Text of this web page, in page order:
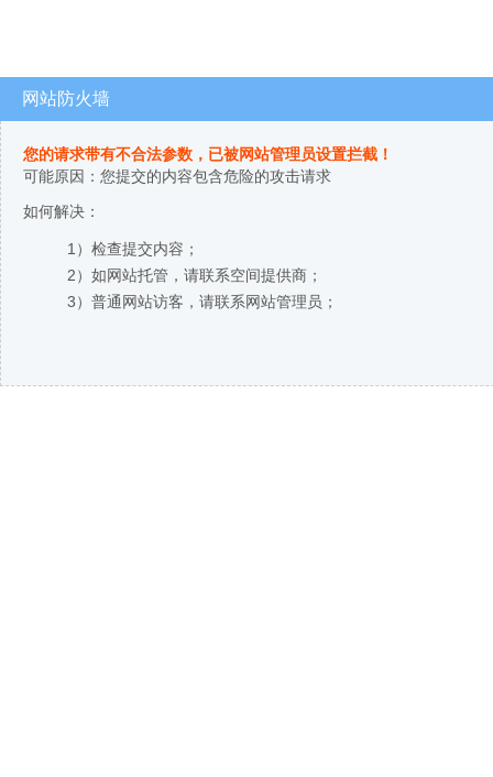
网站防火墙
您的请求带有不合法参数，已被网站管理员设置拦截！
可能原因：您提交的内容包含危险的攻击请求
如何解决：
1）检查提交内容；
2）如网站托管，请联系空间提供商；
3）普通网站访客，请联系网站管理员；